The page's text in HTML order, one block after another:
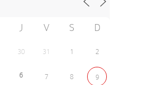
J V S D
30 31 1 2
6 7 8 9